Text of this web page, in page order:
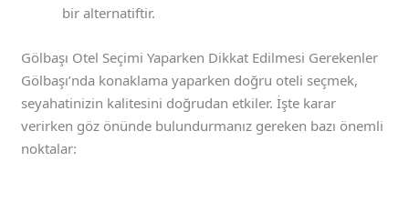
bir alternatiftir.
Gölbaşı Otel Seçimi Yaparken Dikkat Edilmesi Gerekenler
Gölbaşı’nda konaklama yaparken doğru oteli seçmek,
seyahatinizin kalitesini doğrudan etkiler. İşte karar
verirken göz önünde bulundurmanız gereken bazı önemli
noktalar: